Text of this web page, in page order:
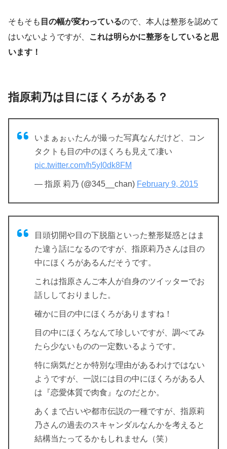
そもそも 目の幅が変わっているので、本人は整形を認めて
はいないようですが、
これは明らかに整形をしていると思
います！
指原莉乃は目にほくろがある？
いまぁぉぃたんが撮った写真なんだけど、コン
タクトも目の中のほくろも見えて凄い
pic.twitter.com/h5yI0dk8FM
— 指原 莉乃 (@345__chan) February 9, 2015
目頭切開や目の下脱脂といった整形疑惑とはま
た違う話になるのですが、指原莉乃さんは目の
中にほくろがあるんだそうです。
これは指原さんご本人が自身のツイッターでお
話ししておりました。
確かに目の中にほくろがありますね！
目の中にほくろなんて珍しいですが、調べてみ
たら少ないものの一定数いるようです。
特に病気だとか特別な理由があるわけではない
ようですが、一説には目の中にほくろがある人
は『恋愛体質で肉食』なのだとか。
あくまで占いや都市伝説の一種ですが、指原莉
乃さんの過去のスキャンダルなんかを考えると
結構当たってるかもしれません（笑）